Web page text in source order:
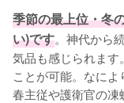
季節の最上位・冬
い)です。神代から
気品も感じられま
ことが可能。なによ
春主従や護衛官の凍